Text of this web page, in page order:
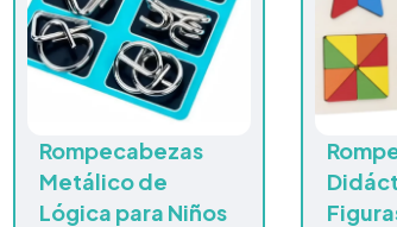
Rompecabezas
Metálico de
Lógica para Niños